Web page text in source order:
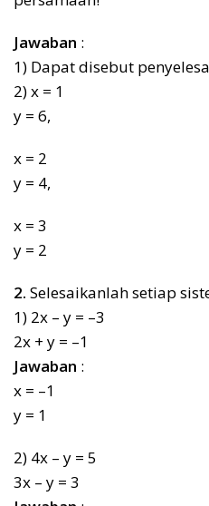
Jawaban :
1) Dapat disebut
2) x = 1
y = 6,
x = 2
y = 4,
x = 3
y = 2
2. Selesaikanlah setiap
1) 2x – y = –3
2x + y = –1
Jawaban :
x = –1
y = 1
2) 4x – y = 5
3x – y = 3